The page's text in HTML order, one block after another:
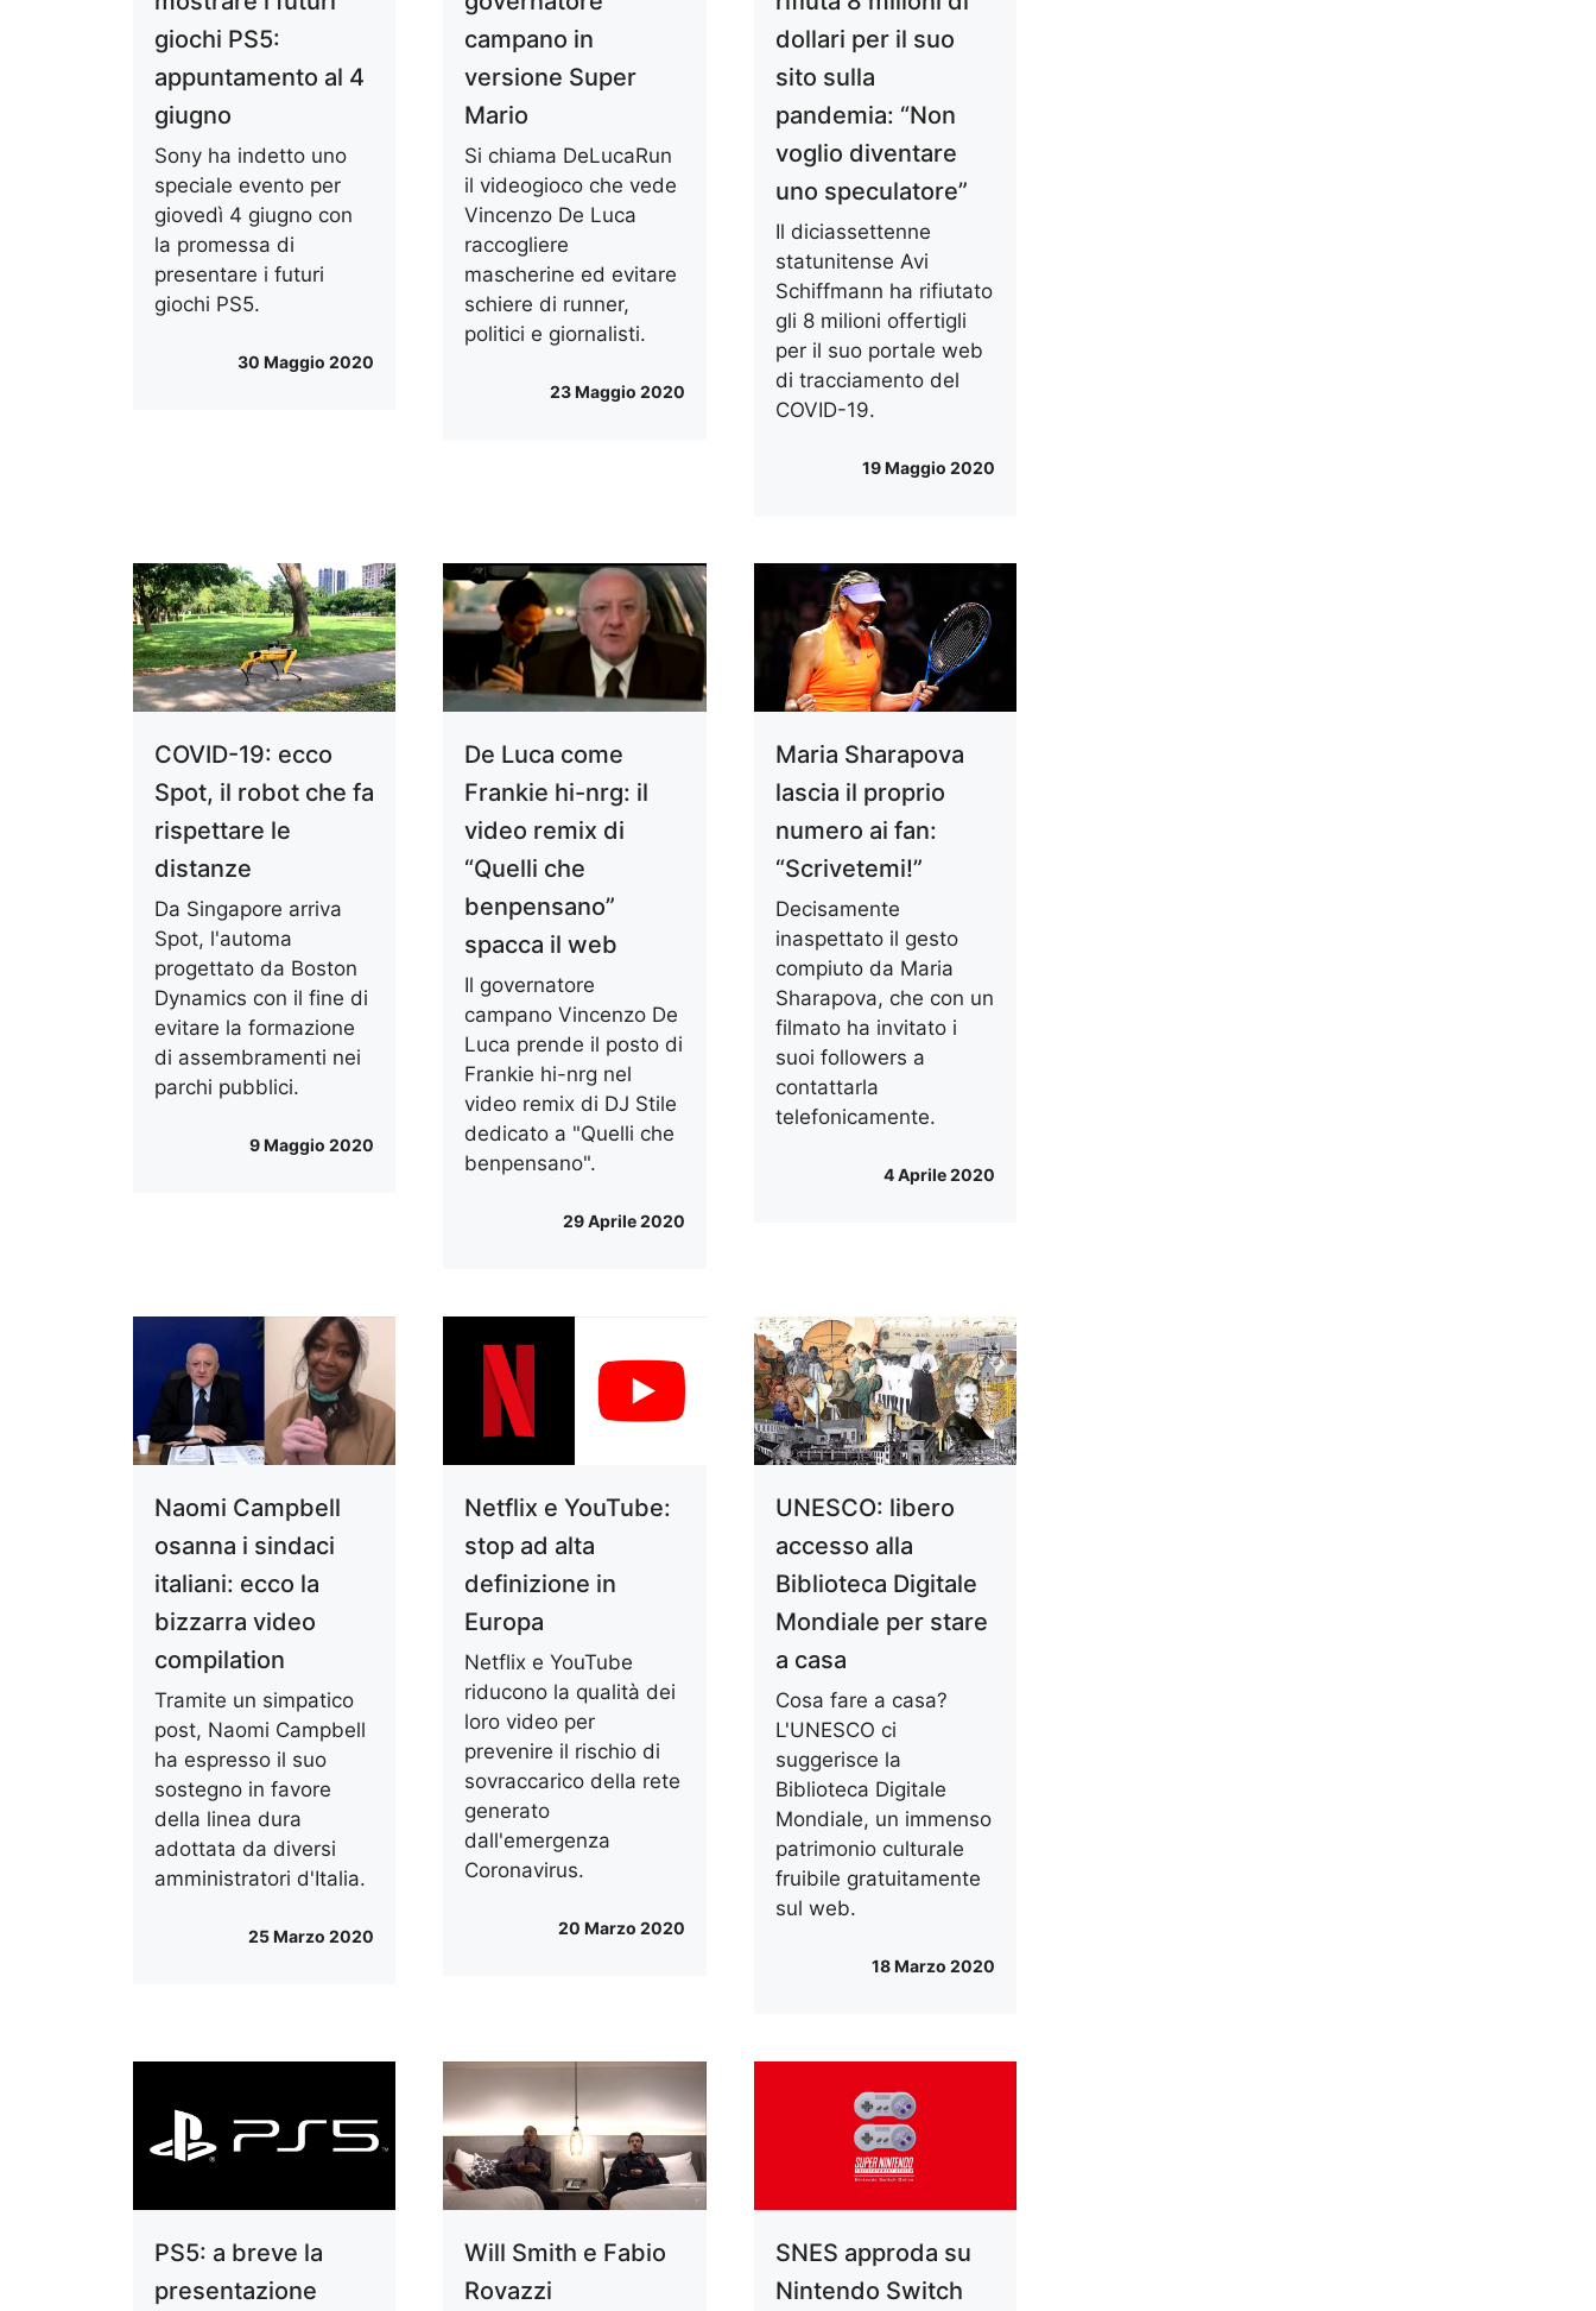
giochi PS5:
appuntamento al 4
giugno
Sony ha indetto uno
speciale evento per
giovedì 4 giugno con
la promessa di
presentare i futuri
giochi PS5.
30 Maggio 2020
campano in
versione Super
Mario
Si chiama DeLucaRun
il videogioco che vede
Vincenzo De Luca
raccogliere
mascherine ed evitare
schiere di runner,
politici e giornalisti.
23 Maggio 2020
dollari per il suo
sito sulla
pandemia: “Non
voglio diventare
uno speculatore”
Il diciassettenne
statunitense Avi
Schiffmann ha rifiutato
gli 8 milioni offertigli
per il suo portale web
di tracciamento del
COVID-19.
19 Maggio 2020
COVID-19: ecco
Spot, il robot che fa
rispettare le
distanze
Da Singapore arriva
Spot, l'automa
progettato da Boston
Dynamics con il fine di
evitare la formazione
di assembramenti nei
parchi pubblici.
9 Maggio 2020
De Luca come
Frankie hi-nrg: il
video remix di
“Quelli che
benpensano”
spacca il web
Il governatore
campano Vincenzo De
Luca prende il posto di
Frankie hi-nrg nel
video remix di DJ Stile
dedicato a "Quelli che
benpensano".
29 Aprile 2020
Maria Sharapova
lascia il proprio
numero ai fan:
“Scrivetemi!”
Decisamente
inaspettato il gesto
compiuto da Maria
Sharapova, che con un
filmato ha invitato i
suoi followers a
contattarla
telefonicamente.
4 Aprile 2020
Naomi Campbell
osanna i sindaci
italiani: ecco la
bizzarra video
compilation
Tramite un simpatico
post, Naomi Campbell
ha espresso il suo
sostegno in favore
della linea dura
adottata da diversi
amministratori d'Italia.
25 Marzo 2020
Netflix e YouTube:
stop ad alta
definizione in
Europa
Netflix e YouTube
riducono la qualità dei
loro video per
prevenire il rischio di
sovraccarico della rete
generato
dall'emergenza
Coronavirus.
20 Marzo 2020
UNESCO: libero
accesso alla
Biblioteca Digitale
Mondiale per stare
a casa
Cosa fare a casa?
L'UNESCO ci
suggerisce la
Biblioteca Digitale
Mondiale, un immenso
patrimonio culturale
fruibile gratuitamente
sul web.
18 Marzo 2020
PS5: a breve la
presentazione
Will Smith e Fabio
Rovazzi
SNES approda su
Nintendo Switch